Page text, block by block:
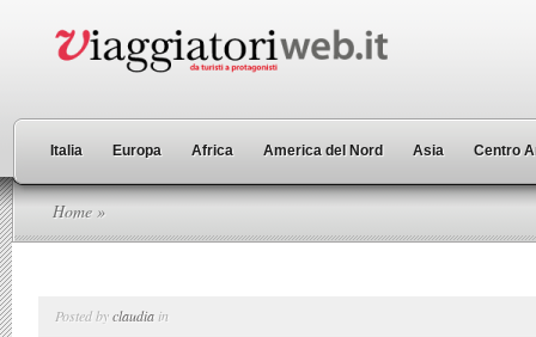
Italia Europa Africa America del Nord Asia Centro
Home »
Posted byclaudia in